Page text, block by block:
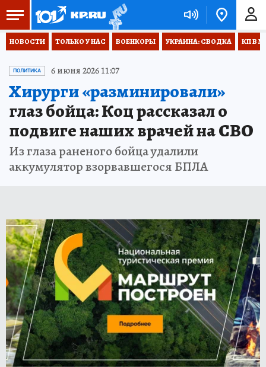
НОВОСТИ ТОЛЬКО У НАС ВОЕНКОРЫ УКРАИНА: СВОДКА КП В
ПОЛИТИКА 6 июня 2026 11:07
Хирурги «разминировали»
глаз бойца: Коц рассказал о
подвиге наших врачей на СВО
Из глаза раненого бойца удалили
аккумулятор взорвавшегося БПЛА